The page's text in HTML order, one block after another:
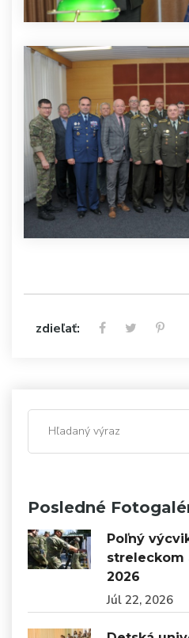
zdieľať:
Posledné
Poľný
streleckom
2026
Júl 22, 2026